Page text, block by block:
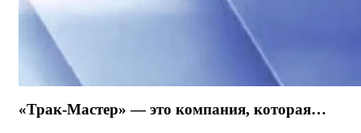
«Трак-Мастер» — это компания, которая…